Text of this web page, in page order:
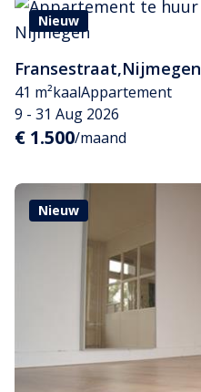
Nieuw
Fransestraat,Nijmegen
41 m²kaalAppartement
9 - 31 Aug 2026
€ 1.500/maand
Nieuw